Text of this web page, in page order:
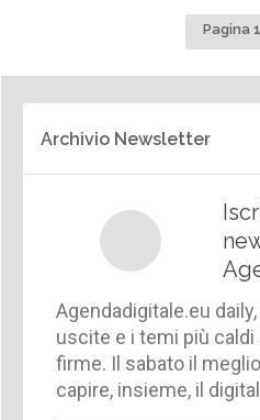
Pagina
Archivio Newsletter
Agendadigitale.eu
uscite e i temi più
firme. Il sabato il
capire, insieme, il